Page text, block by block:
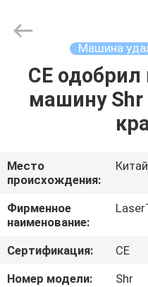
ДОМ
О
НАС
ПУТЕШЕСТВИЕ
ФАБРИКИ
Developed
Машина
CE
машину Shr
Место
происхождения:
Китай
Фирменное
наименование:
Сертификация:
CE
Номер модели:
Shr